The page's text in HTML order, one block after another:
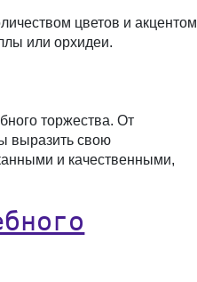
цветов и акцентом
или орхидеи.
торжества. От
выразить свою
и качественными,